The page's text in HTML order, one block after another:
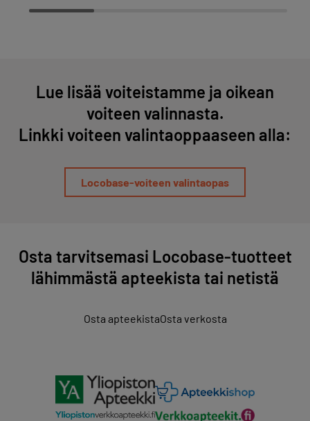
Lue lisää voiteistamme ja oikean
voiteen valinnasta.
Linkki voiteen valintaoppaaseen alla:
Locobase-voiteen valintaopas
Osta tarvitsemasi Locobase-tuotteet
lähimmästä apteekista tai netistä
Osta apteekistaOsta verkosta